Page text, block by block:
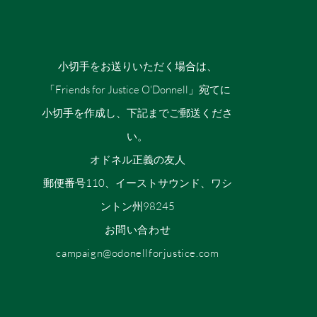
小切手をお送りいただく場合は、
「Friends for Justice O'Donnell」宛てに
小切手を作成し、下記までご郵送くださ
い。
オドネル正義の友人
郵便番号110、イーストサウンド、ワシ
ントン州98245
お問い合わせ
campaign@odonellforjustice.com